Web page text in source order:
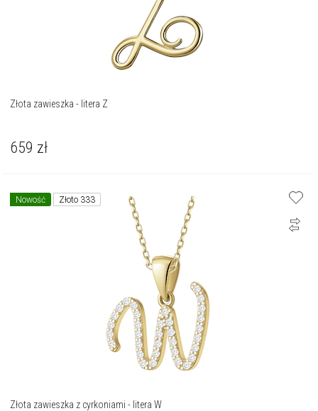
Złota zawieszka - litera Z
659 zł
Nowość Złoto 333
Złota zawieszka z cyrkoniami - litera W